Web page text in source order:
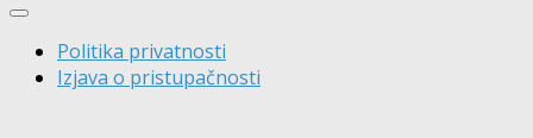
Politika privatnosti
Izjava o pristupačnosti